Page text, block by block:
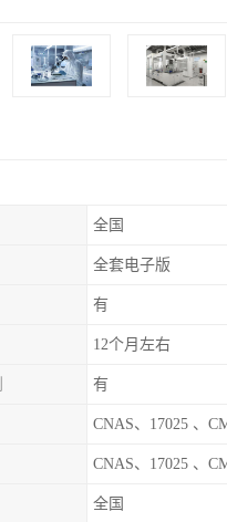
全国
全套电子版
有
12个月左右
有
CNAS、17025 、
CNAS、17025 、
全国